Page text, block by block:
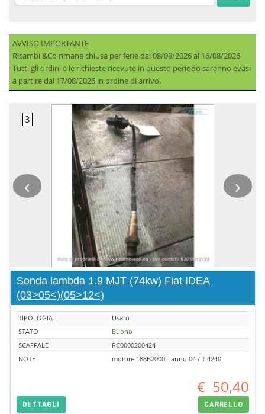
AVVISO IMPORTANTE
Ricambi &Co rimane chiusa per ferie dal 08/08/2026 al 16/08/2026
Tutti gli ordini e le richieste ricevute in questo periodo saranno evasi
a partire dal 17/08/2026 in ordine di arrivo.
‹ ›
Sonda lambda 1.9 MJT (74kw) Fiat IDEA
(03>05<)(05>12<)
TIPOLOGIA
Usato
STATO
Buono
SCAFFALE
RC0000200424
NOTE
motore 188B2000 - anno 04 / T.4240
€ 50,40
DETTAGLI CARRELLO